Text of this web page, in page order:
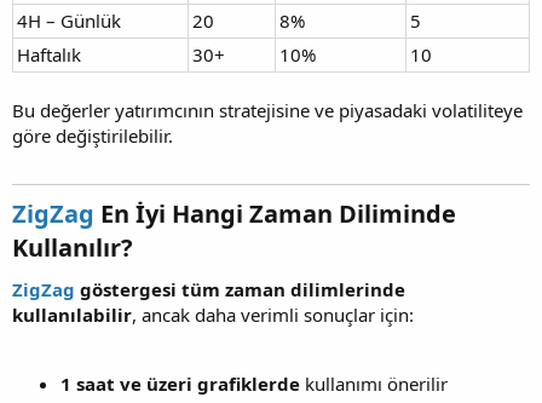
4H – Günlük 20 8%
5
Haftalık
30+ 10% 10
Bu değerler yatırımcının stratejisine ve piyasadaki volatiliteye
göre değiştirilebilir.
ZigZag En İyi Hangi Zaman Diliminde
Kullanılır?​
ZigZag göstergesi tüm zaman dilimlerinde
kullanılabilir, ancak daha verimli sonuçlar için:
1 saat ve üzeri grafiklerde kullanımı önerilir